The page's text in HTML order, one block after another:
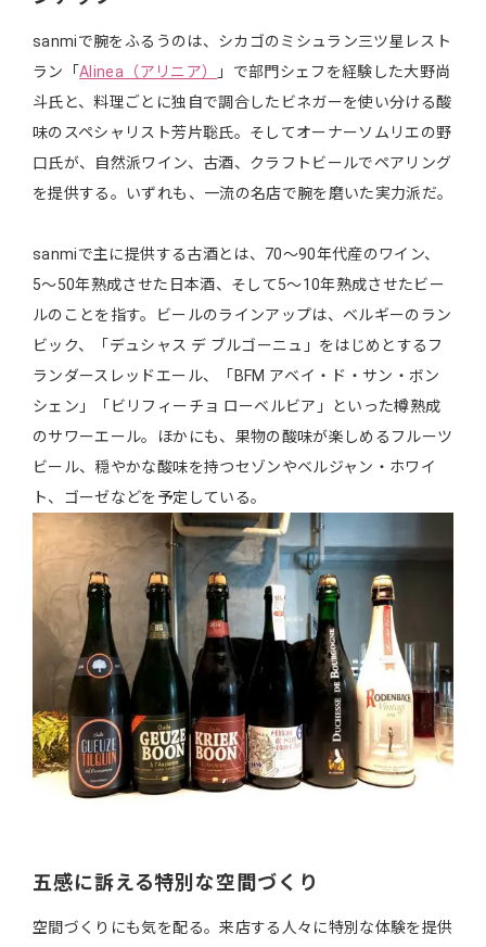
sanmiで腕をふるうのは、シカゴのミシュラン三ツ星レスト
ラン「Alinea（アリニア）
」で部門シェフを経験した大野尚
斗氏と、料理ごとに独自で調合したビネガーを使い分ける酸
味のスペシャリスト芳片聡氏。そしてオーナーソムリエの野
口氏が、自然派ワイン、古酒、クラフトビールでペアリング
を提供する。いずれも、一流の名店で腕を磨いた実力派だ。
sanmiで主に提供する古酒とは、70〜90年代産のワイン、
5〜50年熟成させた日本酒、そして5〜10年熟成させたビー
ルのことを指す。ビールのラインアップは、ベルギーのラン
ビック、「デュシャス デ ブルゴーニュ」をはじめとするフ
ランダースレッドエール、「BFM アベイ・ド・サン・ボン
シェン」「ビリフィーチョ ローベルビア」といった樽熟成
のサワーエール。ほかにも、果物の酸味が楽しめるフルーツ
ビール、穏やかな酸味を持つセゾンやベルジャン・ホワイ
ト、ゴーゼなどを予定している。
五感に訴える特別な空間づくり
空間づくりにも気を配る。来店する人々に特別な体験を提供